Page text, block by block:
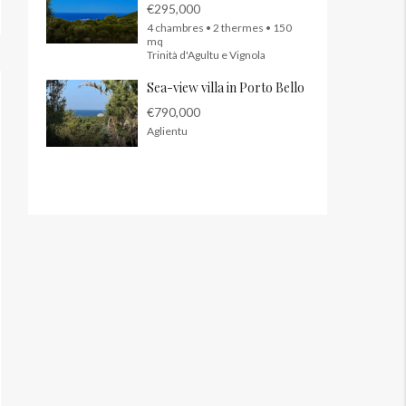
€295,000
4 chambres • 2 thermes • 150
mq
Trinità d'Agultu e Vignola
Sea-view villa in Porto Bello
€790,000
Aglientu